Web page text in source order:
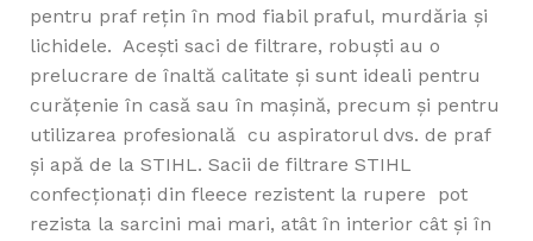
pentru praf rețin în mod fiabil praful, murdăria și
lichidele. Acești saci de filtrare, robuști au o
prelucrare de înaltă calitate și sunt ideali pentru
curățenie în casă sau în mașină, precum și pentru
utilizarea profesională cu aspiratorul dvs. de praf
și apă de la STIHL. Sacii de filtrare STIHL
confecționați din fleece rezistent la rupere pot
rezista la sarcini mai mari, atât în interior cât și în